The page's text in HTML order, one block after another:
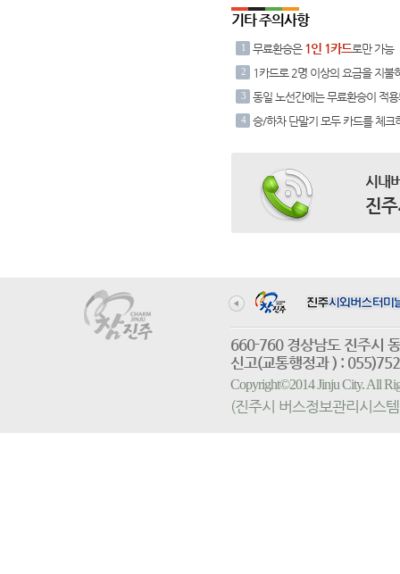
기타 주의사항
1 무료환승은 1인 1카드로만 가능
2 1카드로 2명 이상의 요금을 지불
3 동일 노선간에는 무료환승이 적
4 승/하차 단말기 모두 카드를 체크
시내
진
660-760 경상남도 진
신고(교통행정과 ) :
Copyright©2014 Jinju City. All
(진주시 버스정보관리시스